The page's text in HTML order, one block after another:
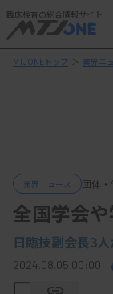
臨床検査の総合情報サイト
MTJONEトップ ＞ 業界ニ
業界ニュース 団体・
全国学会
日臨技副会長3
2024.08.05 00:00